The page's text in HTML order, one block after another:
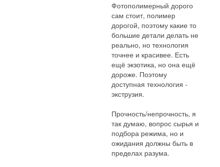
Фотополимерный дорого
сам стоит, полимер
дорогой, поэтому какие то
большие детали делать не
реально, но технология
точнее и красивее. Есть
ещё экзотика, но она ещё
дороже. Поэтому
доступная технология -
экструзия.
Прочность/непрочность, я
так думаю, вопрос сырья и
подбора режима, но и
ожидания должны быть в
пределах разума.